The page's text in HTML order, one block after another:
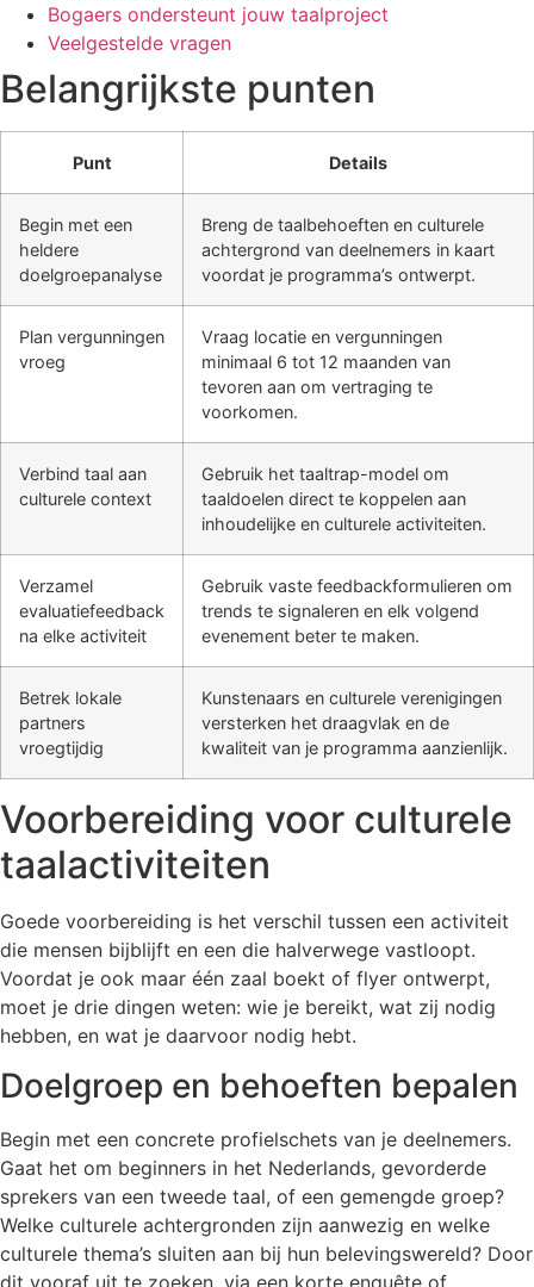
Bogaers ondersteunt jouw taalproject
Veelgestelde vragen
Belangrijkste punten
Punt Details
Begin met een
heldere
doelgroepanalyse
Breng de taalbehoeften en culturele
achtergrond van deelnemers in kaart
voordat je programma’s ontwerpt.
Plan vergunningen
vroeg
Vraag locatie en vergunningen
minimaal 6 tot 12 maanden van
tevoren aan om vertraging te
voorkomen.
Verbind taal aan
culturele context
Gebruik het taaltrap-model om
taaldoelen direct te koppelen aan
inhoudelijke en culturele activiteiten.
Verzamel
evaluatiefeedback
na elke activiteit
Gebruik vaste feedbackformulieren om
trends te signaleren en elk volgend
evenement beter te maken.
Betrek lokale
partners
vroegtijdig
Kunstenaars en culturele verenigingen
versterken het draagvlak en de
kwaliteit van je programma aanzienlijk.
Voorbereiding voor culturele
taalactiviteiten
Goede voorbereiding is het verschil tussen een activiteit
die mensen bijblijft en een die halverwege vastloopt.
Voordat je ook maar één zaal boekt of flyer ontwerpt,
moet je drie dingen weten: wie je bereikt, wat zij nodig
hebben, en wat je daarvoor nodig hebt.
Doelgroep en behoeften bepalen
Begin met een concrete profielschets van je deelnemers.
Gaat het om beginners in het Nederlands, gevorderde
sprekers van een tweede taal, of een gemengde groep?
Welke culturele achtergronden zijn aanwezig en welke
culturele thema’s sluiten aan bij hun belevingswereld? Door